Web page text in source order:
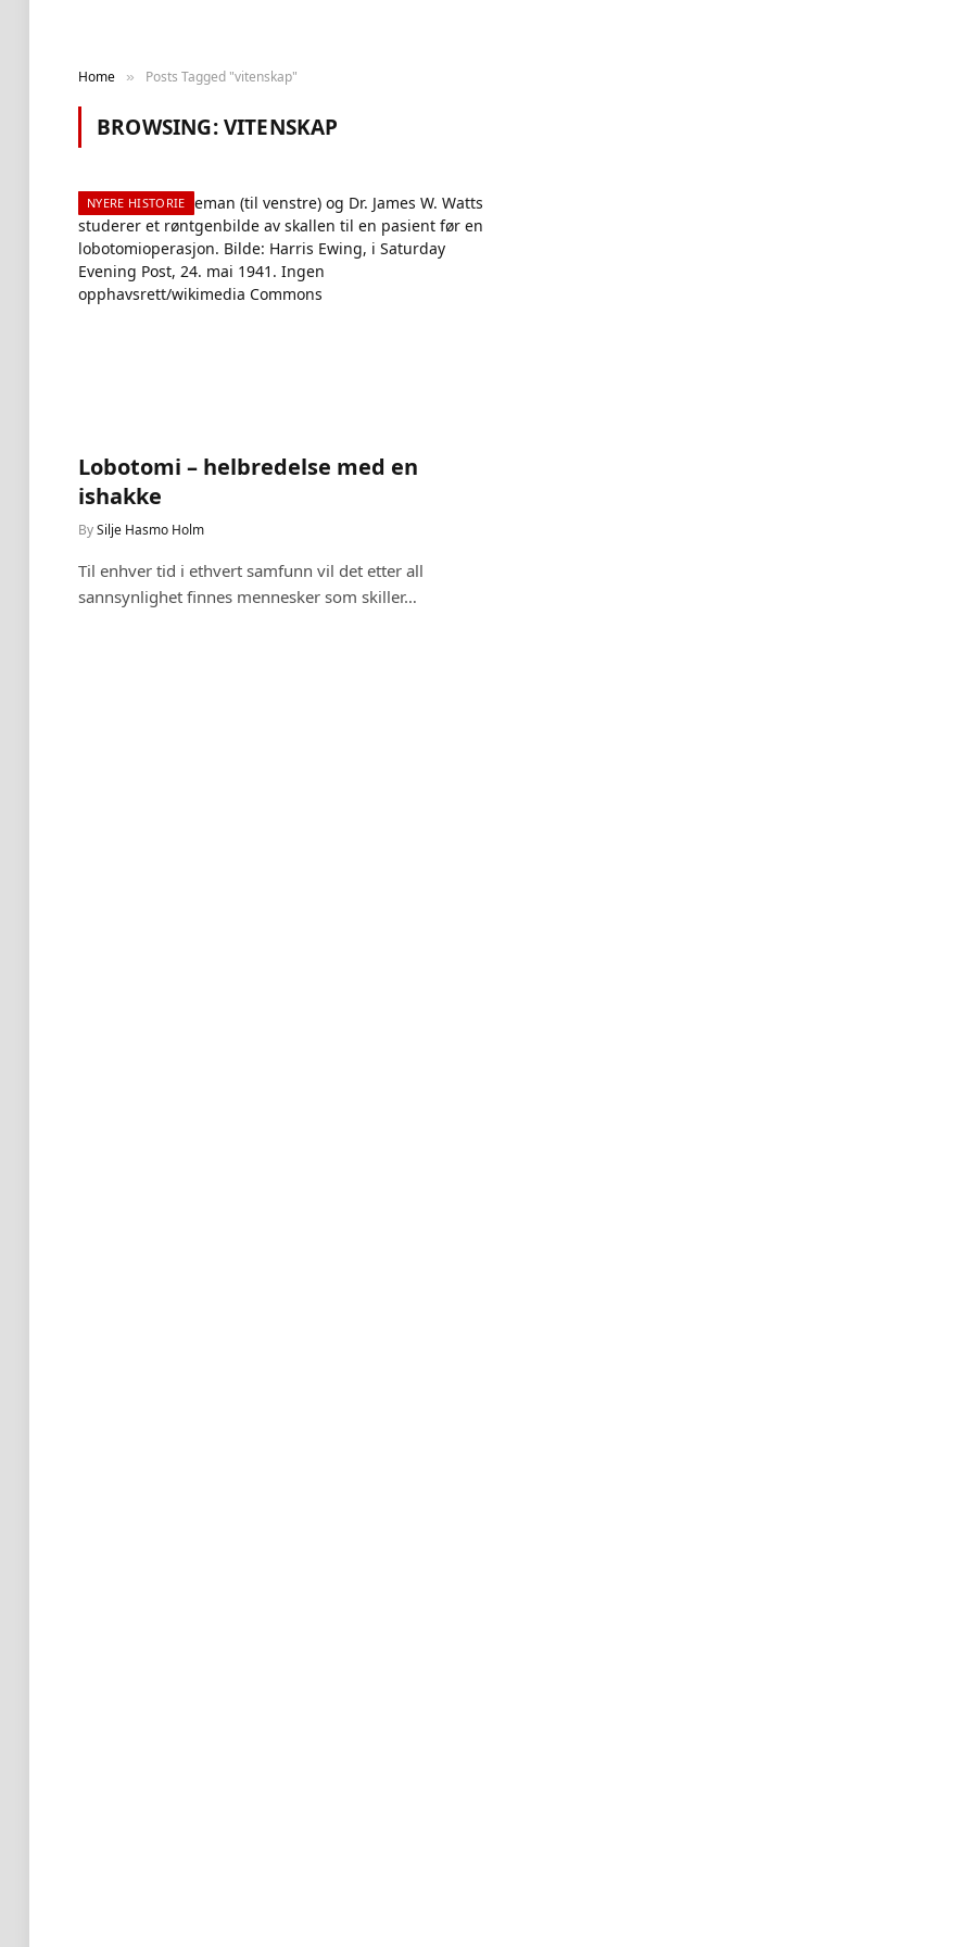
Home » Posts Tagged "vitenskap"
BROWSING:VITENSKAP
NYERE HISTORIE
Lobotomi – helbredelse med en
ishakke
BySilje Hasmo Holm
Til enhver tid i ethvert samfunn vil det etter all
sannsynlighet finnes mennesker som skiller…